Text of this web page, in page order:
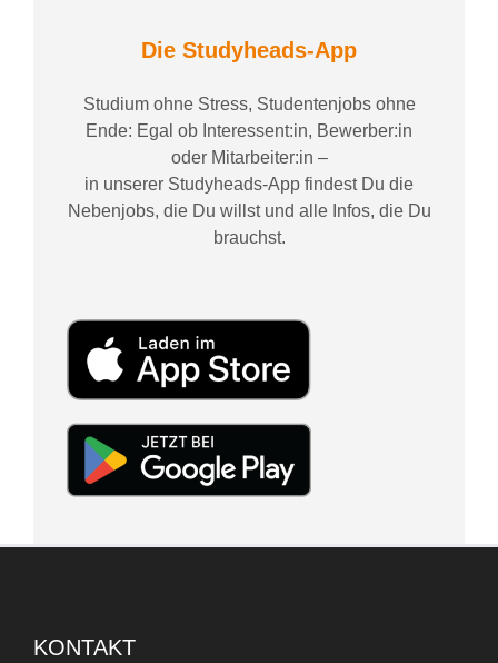
Die Studyheads-App
Studium ohne Stress, Studentenjobs ohne
Ende: Egal ob Interessent:in, Bewerber:in
oder Mitarbeiter:in –
in unserer Studyheads-App findest Du die
Nebenjobs, die Du willst und alle Infos, die Du
brauchst.
KONTAKT